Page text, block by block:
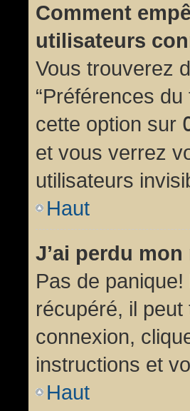
Comment
utilisateurs
Vous trouverez
“Préférences du
cette option sur
et vous verrez
utilisateurs
Haut
J’ai perdu
Pas de
récupéré, il
connexion,
instructions et
Haut